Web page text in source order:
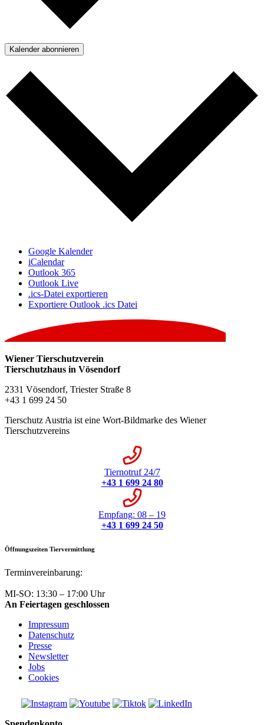
Kalender abonnieren
Google Kalender
iCalendar
Outlook 365
Outlook Live
.ics-Datei exportieren
Exportiere Outlook .ics Datei
Wiener Tierschutzverein
Tierschutzhaus in Vösendorf
2331 Vösendorf, Triester Straße 8
+43 1 699 24 50
Tierschutz Austria ist eine Wort-Bildmarke des Wiener
Tierschutzvereins
Tiernotruf 24/7
+43 1 699 24 80
Empfang: 08 – 19
+43 1 699 24 50
Öffnungszeiten Tiervermittlung
Terminvereinbarung:
MI-SO: 13:30 – 17:00 Uhr
An Feiertagen geschlossen
Impressum
Datenschutz
Presse
Newsletter
Jobs
Cookies